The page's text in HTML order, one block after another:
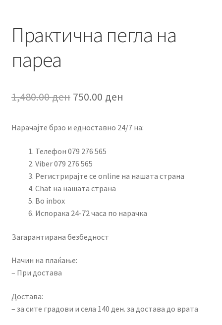
Практична пегла на
пареа
1,480.00ден Original
was:
1,480.00 ден.
750.00 ден
is:
Нарачајте брзо и едноставно 24/7 на:
Телефон 079 276 565
Viber 079 276 565
Регистрирајте се online на нашата страна
Chat на нашата страна
Во inbox
Испорака 24-72 часа по нарачка
Загарантирана безбедност
Начин на плаќање:
– При достава
Достава:
– за сите градови и села 140 ден. за достава до врата